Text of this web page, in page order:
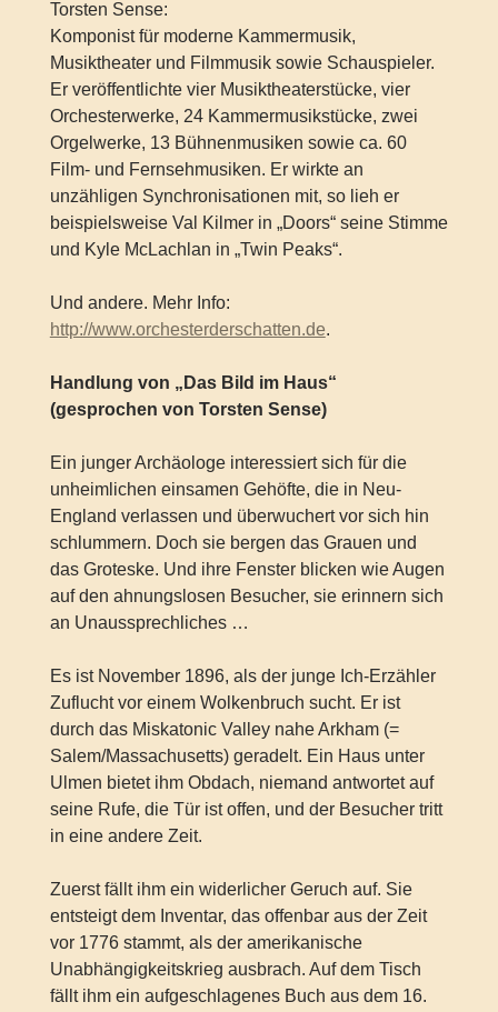
Torsten Sense:
Komponist für moderne Kammermusik,
Musiktheater und Filmmusik sowie Schauspieler.
Er veröffentlichte vier Musiktheaterstücke, vier
Orchesterwerke, 24 Kammermusikstücke, zwei
Orgelwerke, 13 Bühnenmusiken sowie ca. 60
Film- und Fernsehmusiken. Er wirkte an
unzähligen Synchronisationen mit, so lieh er
beispielsweise Val Kilmer in „Doors“ seine Stimme
und Kyle McLachlan in „Twin Peaks“.
Und andere. Mehr Info:
http://www.orchesterderschatten.de.
Handlung von „Das Bild im Haus“
(gesprochen von Torsten Sense)
Ein junger Archäologe interessiert sich für die
unheimlichen einsamen Gehöfte, die in Neu-
England verlassen und überwuchert vor sich hin
schlummern. Doch sie bergen das Grauen und
das Groteske. Und ihre Fenster blicken wie Augen
auf den ahnungslosen Besucher, sie erinnern sich
an Unaussprechliches …
Es ist November 1896, als der junge Ich-Erzähler
Zuflucht vor einem Wolkenbruch sucht. Er ist
durch das Miskatonic Valley nahe Arkham (=
Salem/Massachusetts) geradelt. Ein Haus unter
Ulmen bietet ihm Obdach, niemand antwortet auf
seine Rufe, die Tür ist offen, und der Besucher tritt
in eine andere Zeit.
Zuerst fällt ihm ein widerlicher Geruch auf. Sie
entsteigt dem Inventar, das offenbar aus der Zeit
vor 1776 stammt, als der amerikanische
Unabhängigkeitskrieg ausbrach. Auf dem Tisch
fällt ihm ein aufgeschlagenes Buch aus dem 16.